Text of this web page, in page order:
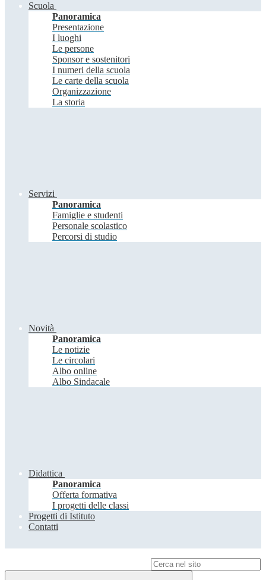
Scuola
Panoramica
Presentazione
I luoghi
Le persone
Sponsor e sostenitori
I numeri della scuola
Le carte della scuola
Organizzazione
La storia
Servizi
Panoramica
Famiglie e studenti
Personale scolastico
Percorsi di studio
Novità
Panoramica
Le notizie
Le circolari
Albo online
Albo Sindacale
Didattica
Panoramica
Offerta formativa
I progetti delle classi
Progetti di Istituto
Contatti